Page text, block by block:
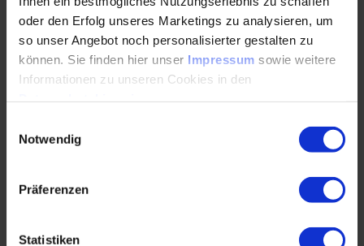
oder den Erfolg unseres Marketings zu analysieren, um
so unser Angebot noch personalisierter gestalten zu
können. Sie finden hier unser Impressum sowie weitere
Informationen zu unseren Cookies in den
Notwendig
Präferenzen
Statistiken
sicher nutzen
Prompt-Checkliste und QM-Tool als
Unterstützung im Arbeitsalltag einsetzen
Praxisphase: Arbeitsanweisung mit KI